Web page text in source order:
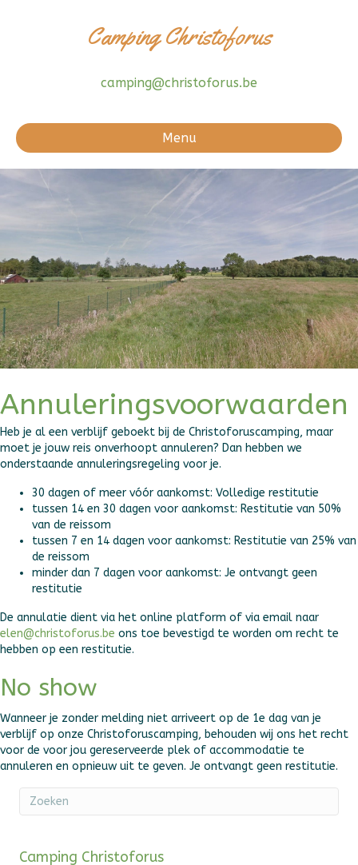
Camping Christoforus
camping@christoforus.be
Menu
Annuleringsvoorwaarden
Heb je al een verblijf geboekt bij de Christoforuscamping, maar
moet je jouw reis onverhoopt annuleren? Dan hebben we
onderstaande annuleringsregeling voor je.
30 dagen of meer vóór aankomst: Volledige restitutie
tussen 14 en 30 dagen voor aankomst: Restitutie van 50%
van de reissom
tussen 7 en 14 dagen voor aankomst: Restitutie van 25% van
de reissom
minder dan 7 dagen voor aankomst: Je ontvangt geen
restitutie
De annulatie dient via het online platform of via email naar
elen@christoforus.be ons toe bevestigd te worden om recht te
hebben op een restitutie.
No show
Wanneer je zonder melding niet arriveert op de 1e dag van je
verblijf op onze Christoforuscamping, behouden wij ons het recht
voor de voor jou gereserveerde plek of accommodatie te
annuleren en opnieuw uit te geven. Je ontvangt geen restitutie.
Camping Christoforus